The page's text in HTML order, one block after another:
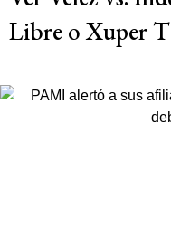
Libre o Xuper